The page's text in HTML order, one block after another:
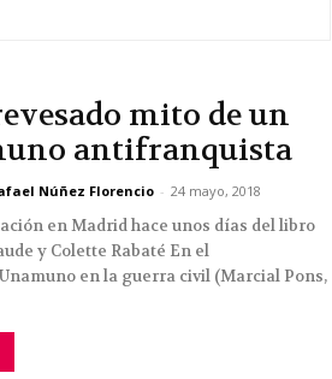
mito de un
antifranquista
Núñez Florencio - 24 mayo, 2018
en Madrid hace unos días del libro
y Colette Rabaté En el
en la guerra civil (Marcial Pons,